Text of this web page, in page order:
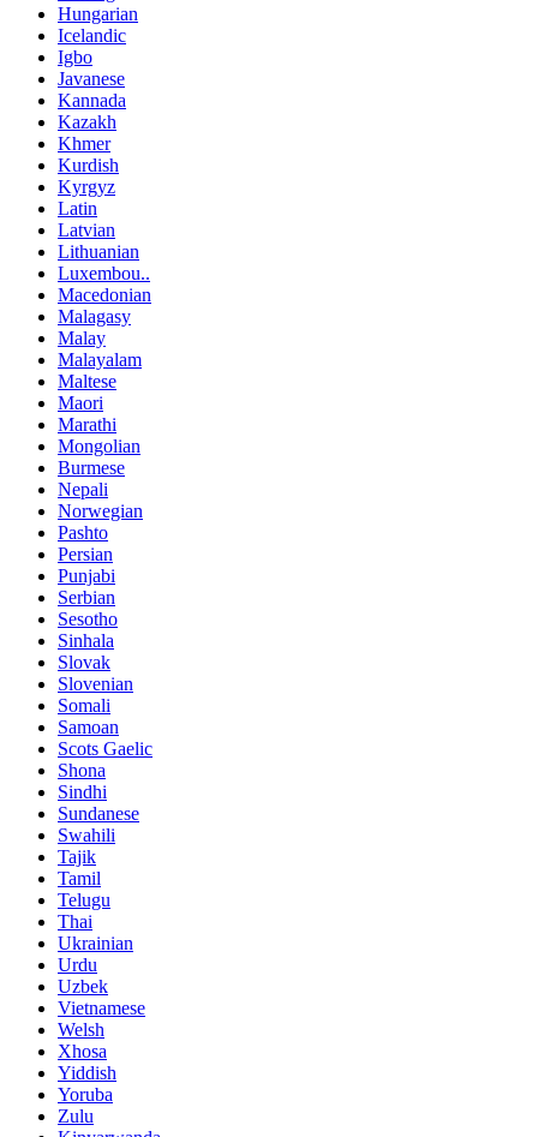
Hungarian
Icelandic
Igbo
Javanese
Kannada
Kazakh
Khmer
Kurdish
Kyrgyz
Latin
Latvian
Lithuanian
Luxembou..
Macedonian
Malagasy
Malay
Malayalam
Maltese
Maori
Marathi
Mongolian
Burmese
Nepali
Norwegian
Pashto
Persian
Punjabi
Serbian
Sesotho
Sinhala
Slovak
Slovenian
Somali
Samoan
Scots Gaelic
Shona
Sindhi
Sundanese
Swahili
Tajik
Tamil
Telugu
Thai
Ukrainian
Urdu
Uzbek
Vietnamese
Welsh
Xhosa
Yiddish
Yoruba
Zulu